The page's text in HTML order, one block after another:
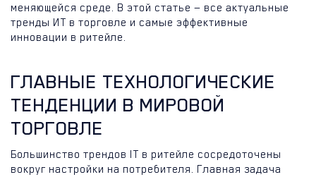
меняющейся среде. В этой статье — все актуальные
тренды ИТ в торговле и самые эффективные
инновации в ритейле.
ГЛАВНЫЕ ТЕХНОЛОГИЧЕСКИЕ
ТЕНДЕНЦИИ В МИРОВОЙ
ТОРГОВЛЕ
Большинство трендов IT в ритейле сосредоточены
вокруг настройки на потребителя. Главная задача